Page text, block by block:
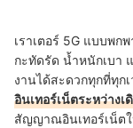
เราเตอร์ 5G แบบพก
กะทัดรัด น้ำหนักเบา
งานได้สะดวกทุกที่ทุกเ
อินเทอร์เน็ตระหว่างเ
สัญญาณอินเทอร์เน็ต